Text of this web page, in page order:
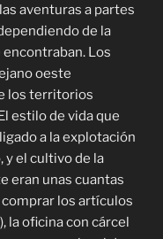
aventuras a partes
de la
encontraban. Los
oeste
los territorios
estilo de vida que
a la explotación
y el cultivo de la
eran unas cuantas
comprar los artículos
la oficina con cárcel